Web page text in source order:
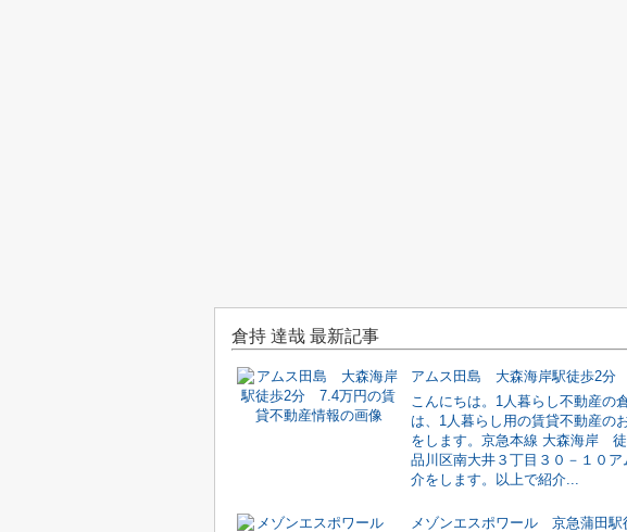
倉持 達哉 最新記事
こんにちは。1人暮らし不動産の
は、1人暮らし用の賃貸不動産の
をします。京急本線 大森海岸
品川区南大井３丁目３０－１０ア
介をします。以上で紹介...